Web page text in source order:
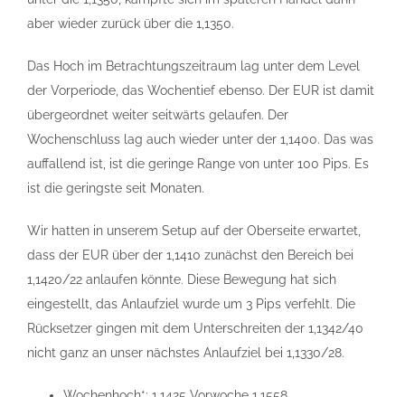
aber wieder zurück über die 1,1350.
Das Hoch im Betrachtungszeitraum lag unter dem Level
der Vorperiode, das Wochentief ebenso. Der EUR ist damit
übergeordnet weiter seitwärts gelaufen. Der
Wochenschluss lag auch wieder unter der 1,1400. Das was
auffallend ist, ist die geringe Range von unter 100 Pips. Es
ist die geringste seit Monaten.
Wir hatten in unserem Setup auf der Oberseite erwartet,
dass der EUR über der 1,1410 zunächst den Bereich bei
1,1420/22 anlaufen könnte. Diese Bewegung hat sich
eingestellt, das Anlaufziel wurde um 3 Pips verfehlt. Die
Rücksetzer gingen mit dem Unterschreiten der 1,1342/40
nicht ganz an unser nächstes Anlaufziel bei 1,1330/28.